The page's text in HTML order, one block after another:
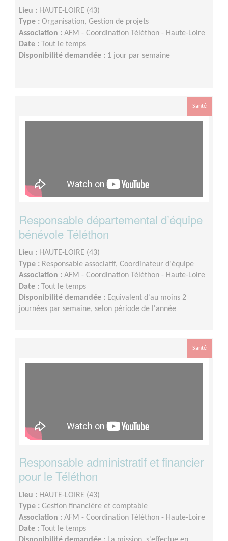
Lieu : HAUTE-LOIRE (43)
Type : Organisation, Gestion de projets
Association : AFM - Coordination Téléthon - Haute-Loire
Date :
Tout le temps
Disponibilité demandée : 1 jour par semaine
Santé
Responsable départemental d’équipe
bénévole Téléthon
Lieu : HAUTE-LOIRE (43)
Type : Responsable associatif, Coordinateur d'équipe
Association : AFM - Coordination Téléthon - Haute-Loire
Date :
Tout le temps
Disponibilité demandée : Equivalent d'au moins 2
journées par semaine, selon période de l'année
Santé
Responsable administratif et financier
pour le Téléthon
Lieu : HAUTE-LOIRE (43)
Type : Gestion financière et comptable
Association : AFM - Coordination Téléthon - Haute-Loire
Date :
Tout le temps